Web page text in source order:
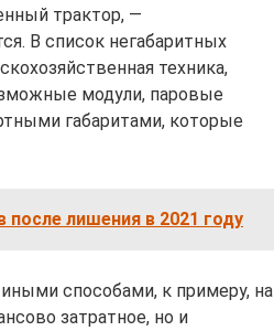
трактор, —
В список негабаритных
техника,
модули, паровые
габаритами, которые
после лишения в 2021 году
способами, к примеру, на
затратное, но и